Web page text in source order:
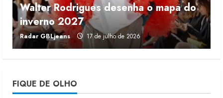
4
Morena Rosa lança franquia com
estoque consignado
4 de agosto de 2026
Mercosul-UE prevê transição longa
para vestuário
Walter Rodrigues desenha o mapa do
inverno 2027
Radar GBLjeans 17 de julho de 2026
FIQUE DE OLHO